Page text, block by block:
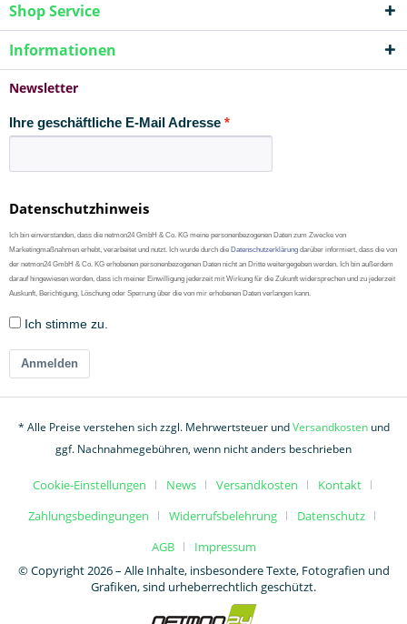
Shop Service
Informationen
Newsletter
Ihre geschäftliche E-Mail Adresse
Datenschutzhinweis
Ich bin einverstanden, dass die netmon24 GmbH & Co. KG meine personenbezogenen Daten zum Zwecke von
Marketingmaßnahmen erhebt, verarbeitet und nutzt. Ich wurde durch die Datenschutzerklärung darüber informiert, dass die von
der netmon24 GmbH & Co. KG erhobenen personenbezogenen Daten nicht an Dritte weitergegeben werden. Ich bin außerdem
darauf hingewiesen worden, dass ich meiner Einwilligung jederzeit mit Wirkung für die Zukunft widersprechen und zu jederzeit
Auskunft, Berichtigung, Löschung oder Sperrung über die von mir erhobenen Daten verlangen kann.
Ich stimme zu.
Anmelden
* Alle Preise verstehen sich zzgl. Mehrwertsteuer undVersandkostenund
ggf. Nachnahmegebühren, wenn nicht anders beschrieben
Cookie-Einstellungen News Versandkosten
Kontakt
Zahlungsbedingungen
Widerrufsbelehrung
Datenschutz
AGB
Impressum
© Copyright 2026 – Alle Inhalte, insbesondere Texte, Fotografien und
Grafiken, sind urheberrechtlich geschützt.